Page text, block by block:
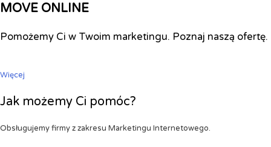
MOVE ONLINE
Pomożemy Ci w Twoim marketingu. Poznaj naszą ofertę.
Więcej
Jak możemy Ci pomóc?
Obsługujemy firmy z zakresu Marketingu Internetowego.